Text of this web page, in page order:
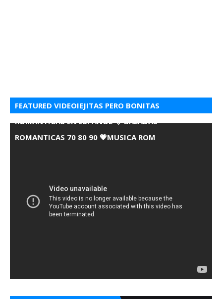
FEATURED VIDEOIEJITAS PERO BONITAS
ROMANTICAS EN ESPANOL 💘 BALADAS
ROMANTICAS 70 80 90 💗MUSICA ROM